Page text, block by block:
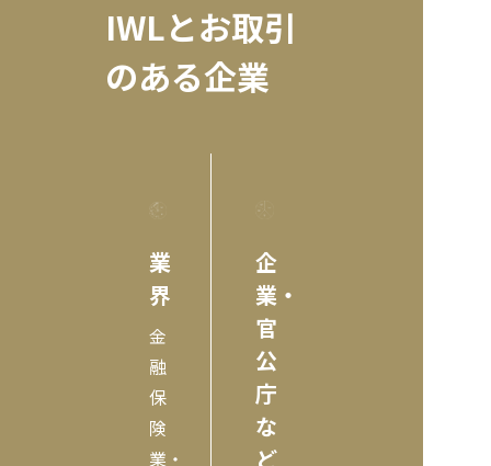
IWLとお取引
のある企業
業
界
金
融
保
険
業・
企
業・
官
公
庁
な
ど